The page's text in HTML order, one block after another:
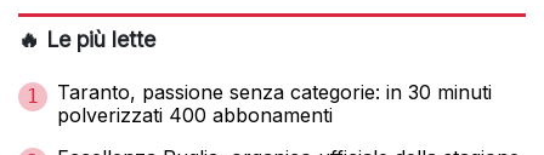
🔥 Le più lette
1
Taranto, passione senza categorie: in 30 minuti
polverizzati 400 abbonamenti